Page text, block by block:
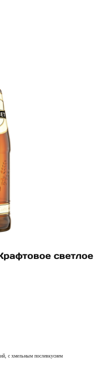
светлое
с хмельным послевкусием